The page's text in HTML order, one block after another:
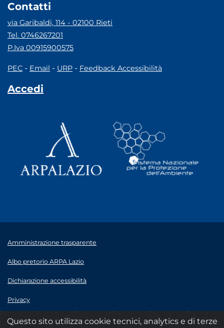
Contatti
via Garibaldi, 114 - 02100 Rieti
Tel. 0746267201
P.Iva 00915900575
PEC - Email - URP - Feedback Accessibilità
Accedi
Amministrazione trasparente
Albo pretorio ARPA Lazio
Dichiarazione accessibilità
Privacy
Note legali
Questo sito utilizza cookie tecnici, analytics e di terze